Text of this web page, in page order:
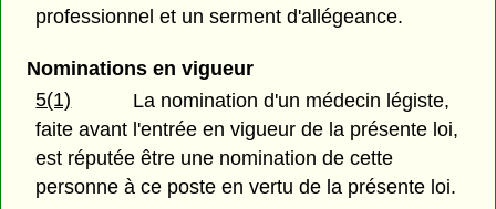
professionnel et un serment d'allégeance.
Nominations en vigueur
5(1)
La nomination d'un médecin légiste,
faite avant l'entrée en vigueur de la présente loi,
est réputée être une nomination de cette
personne à ce poste en vertu de la présente loi.